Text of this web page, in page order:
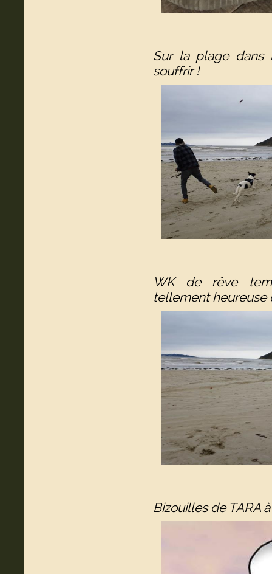
Sur la plage dans
souffrir !
WK de rêve
tellement heureuse
Bizouilles de TARA